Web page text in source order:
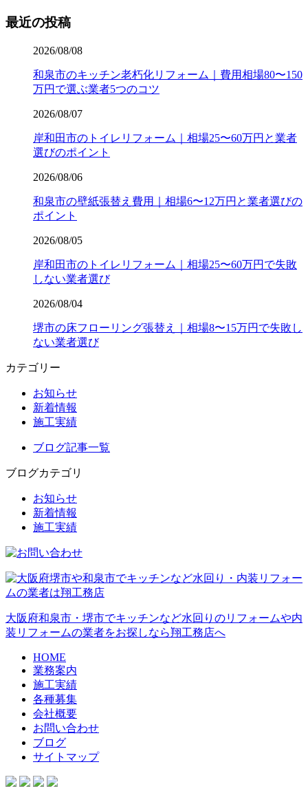
最近の投稿
2026/08/08
和泉市のキッチン老朽化リフォーム｜費用相場80〜150
万円で選ぶ業者5つのコツ
2026/08/07
岸和田市のトイレリフォーム｜相場25〜60万円と業者
選びのポイント
2026/08/06
和泉市の壁紙張替え費用｜相場6〜12万円と業者選びの
ポイント
2026/08/05
岸和田市のトイレリフォーム｜相場25〜60万円で失敗
しない業者選び
2026/08/04
堺市の床フローリング張替え｜相場8〜15万円で失敗し
ない業者選び
カテゴリー
お知らせ
新着情報
施工実績
ブログ記事一覧
ブログカテゴリ
お知らせ
新着情報
施工実績
大阪府和泉市・堺市でキッチンなど水回りのリフォームや内
装リフォームの業者をお探しなら翔工務店へ
HOME
業務案内
施工実績
各種募集
会社概要
お問い合わせ
ブログ
サイトマップ